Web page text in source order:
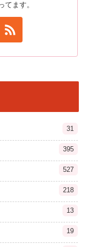
てます。
31
395
527
218
13
19